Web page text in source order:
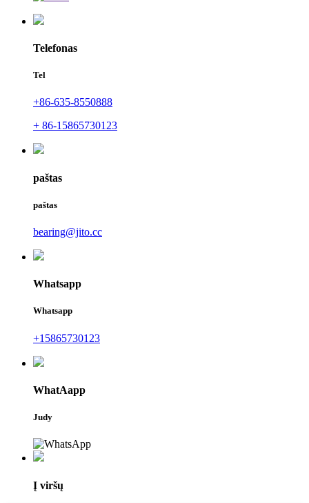
Telefonas
Tel
+86-635-8550888
+ 86-15865730123
paštas
paštas
bearing@jito.cc
Whatsapp
Whatsapp
+15865730123
WhatAapp
Judy
Į viršų